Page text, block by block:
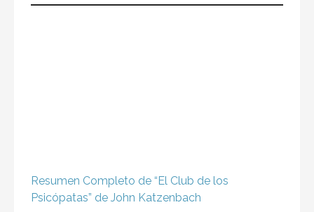
Resumen Completo de “El Club de los
Psicópatas” de John Katzenbach